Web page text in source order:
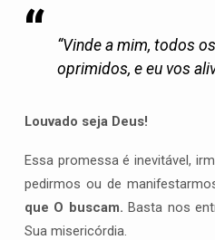
“Vinde a mim, todos
oprimidos, e eu vos
Louvado seja Deus!
Essa promessa é inevitável,
pedirmos ou de
que O buscam. Basta nos
Sua misericórdia.